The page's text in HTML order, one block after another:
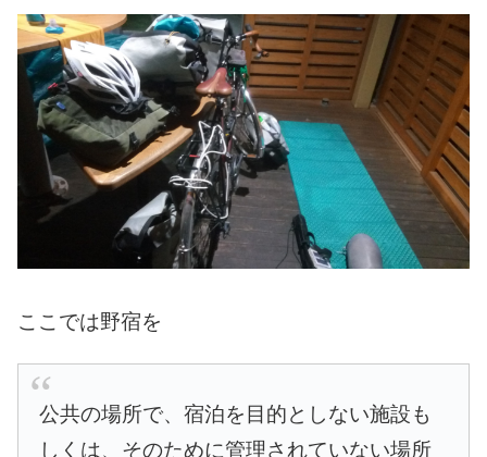
ここでは野宿を
公共の場所で、宿泊を目的としない施設も
しくは、そのために管理されていない場所